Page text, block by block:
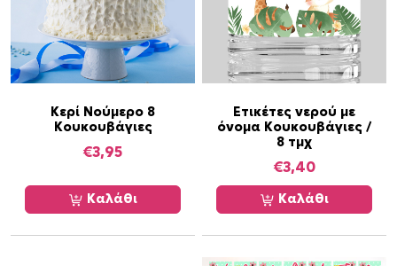
ά
γ
Κερί Νούμερο 8
Κουκουβάγιες
€3,95
Καλάθι
Ετικέτες νερού με
όνομα Κουκουβάγιες /
8 τμχ
€3,40
Καλάθι